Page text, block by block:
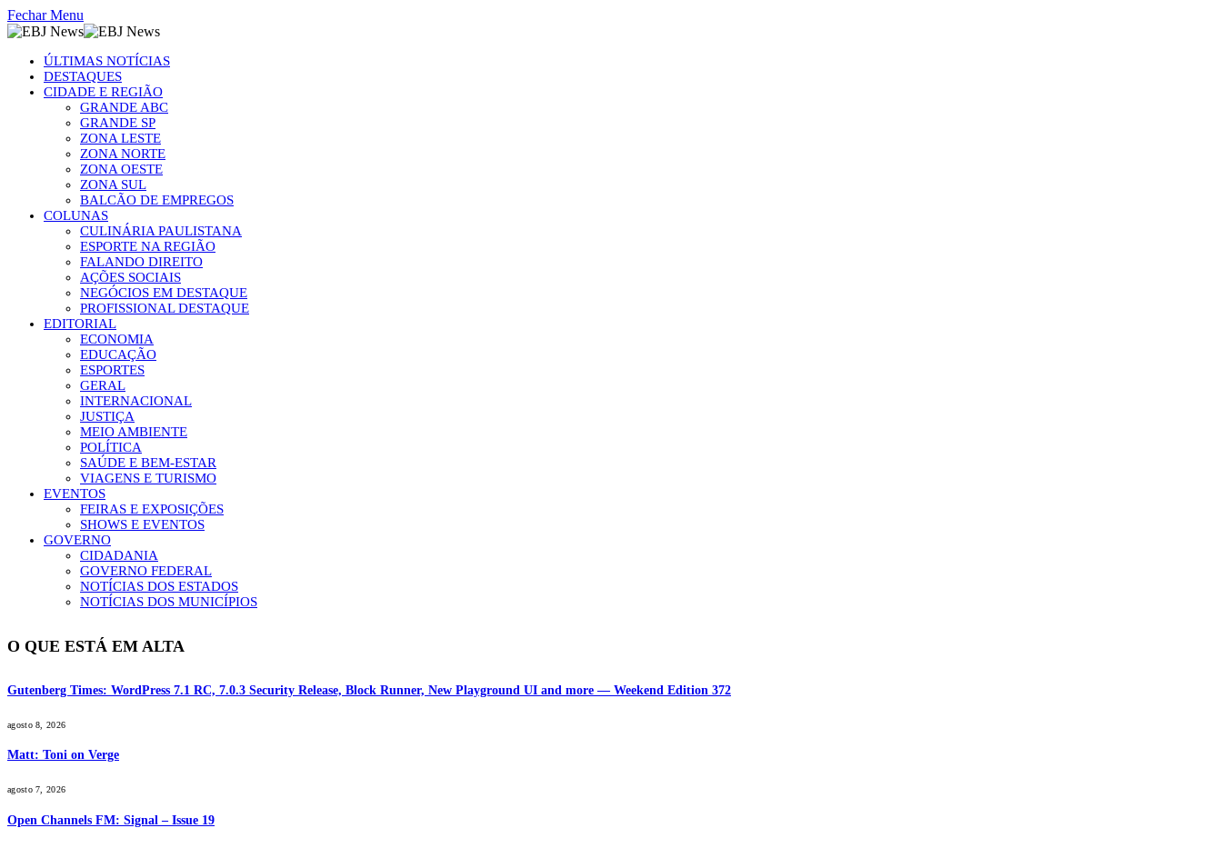
Fechar Menu
ÚLTIMAS NOTÍCIAS
DESTAQUES
CIDADE E REGIÃO
GRANDE ABC
GRANDE SP
ZONA LESTE
ZONA NORTE
ZONA OESTE
ZONA SUL
BALCÃO DE EMPREGOS
COLUNAS
CULINÁRIA PAULISTANA
ESPORTE NA REGIÃO
FALANDO DIREITO
AÇÕES SOCIAIS
NEGÓCIOS EM DESTAQUE
PROFISSIONAL DESTAQUE
EDITORIAL
ECONOMIA
EDUCAÇÃO
ESPORTES
GERAL
INTERNACIONAL
JUSTIÇA
MEIO AMBIENTE
POLÍTICA
SAÚDE E BEM-ESTAR
VIAGENS E TURISMO
EVENTOS
FEIRAS E EXPOSIÇÕES
SHOWS E EVENTOS
GOVERNO
CIDADANIA
GOVERNO FEDERAL
NOTÍCIAS DOS ESTADOS
NOTÍCIAS DOS MUNICÍPIOS
O QUE ESTÁ EM ALTA
Gutenberg Times: WordPress 7.1 RC, 7.0.3 Security Release, Block Runner, New Playground UI and more — Weekend Edition 372
agosto 8, 2026
Matt: Toni on Verge
agosto 7, 2026
Open Channels FM: Signal – Issue 19